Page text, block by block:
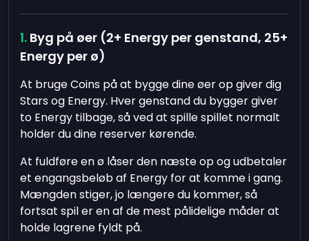
Byg på øer (2+ Energy per genstand, 25+
Energy per ø)
At bruge Coins på at bygge dine øer op giver dig
Stars og Energy. Hver genstand du bygger giver
to Energy tilbage, så ved at spille spillet normalt
holder du dine reserver kørende.
At fuldføre en ø låser den næste op og udbetaler
et engangsbeløb af Energy for at komme i gang.
Mængden stiger, jo længere du kommer, så
fortsat spil er en af de mest pålidelige måder at
holde lagrene fyldt på.